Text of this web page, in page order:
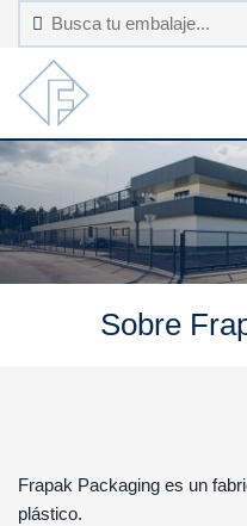
Sobre
Frapak Packaging es un
plástico.